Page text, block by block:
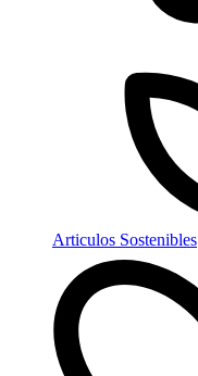
Articulos Sostenibles